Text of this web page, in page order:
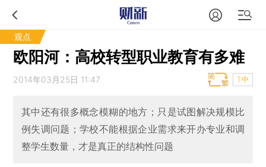
观点
欧阳河：高校转型职业教育有多难
2014年03月25日 11:47 T中
其中还有很多概念模糊的地方；只是试图解决规模比
例失调问题；学校不能根据企业需求来开办专业和调
整学生数量，才是真正的结构性问题